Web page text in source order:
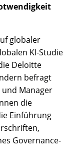
globaler
KI-Studie
Deloitte
befragt
Manager
die
Einführung
Governance-